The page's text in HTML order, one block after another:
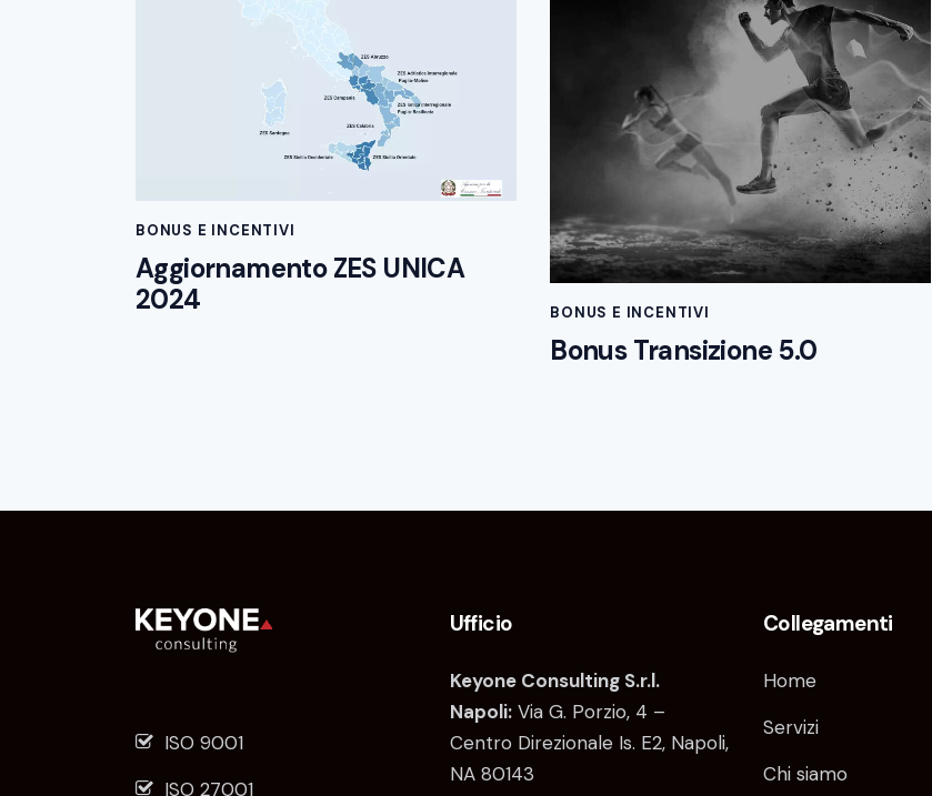
BONUS E INCENTIVI
Aggiornamento ZES UNICA
2024
BONUS E INCENTIVI
Bonus Transizione 5.0
ISO 9001
ISO 27001
Ufficio
Keyone Consulting S.r.l.
Napoli:Via G. Porzio, 4 –
Centro Direzionale Is. E2, Napoli,
NA 80143
Collegamenti
Home
Servizi
Chi siamo